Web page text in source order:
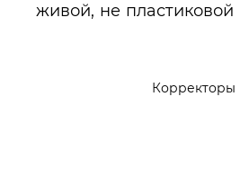
живой, не пластиковой
Корректоры